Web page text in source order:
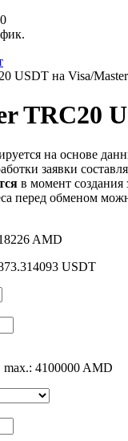
USDT на Visa/
TRC20
на основе
заявки
в момент создания
перед обменом
AMD
USDT
max.: 4100000 AMD